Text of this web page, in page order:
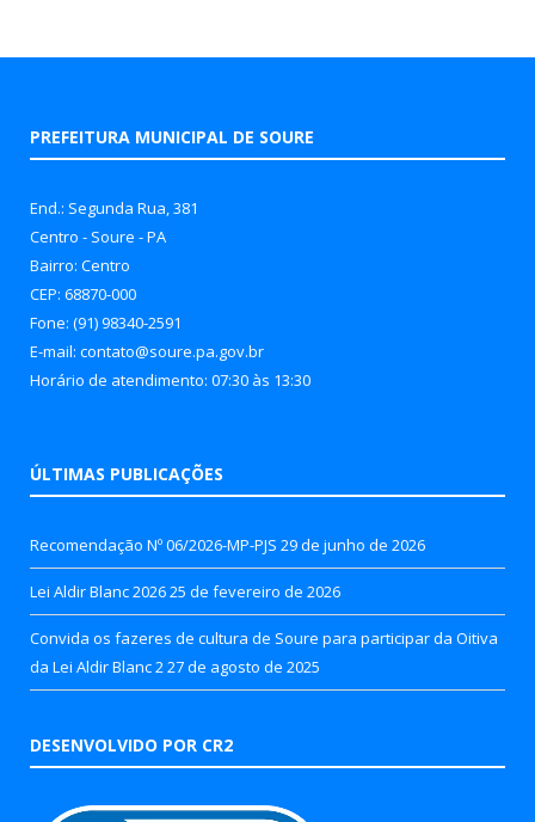
PREFEITURA MUNICIPAL DE SOURE
End.: Segunda Rua, 381
Centro - Soure - PA
Bairro: Centro
CEP: 68870-000
Fone: (91) 98340-2591
E-mail: contato@soure.pa.gov.br
Horário de atendimento: 07:30 às 13:30
ÚLTIMAS PUBLICAÇÕES
Recomendação Nº 06/2026-MP-PJS 29 de junho de 2026
Lei Aldir Blanc 202625 de fevereiro de 2026
Convida os fazeres de cultura de Soure para participar da Oitiva
da Lei Aldir Blanc 2 27 de agosto de 2025
DESENVOLVIDO POR CR2